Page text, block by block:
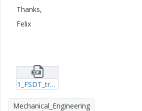
Thanks,
Felix
1_FSDT_transient_newmark.zip
Mechanical_Engineering